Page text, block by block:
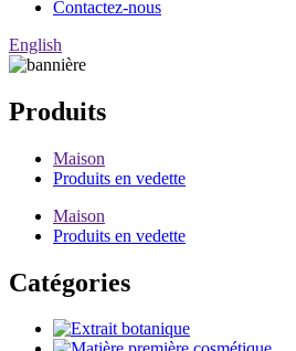
Contactez-nous
English
Produits
Maison
Produits en vedette
Maison
Produits en vedette
Catégories